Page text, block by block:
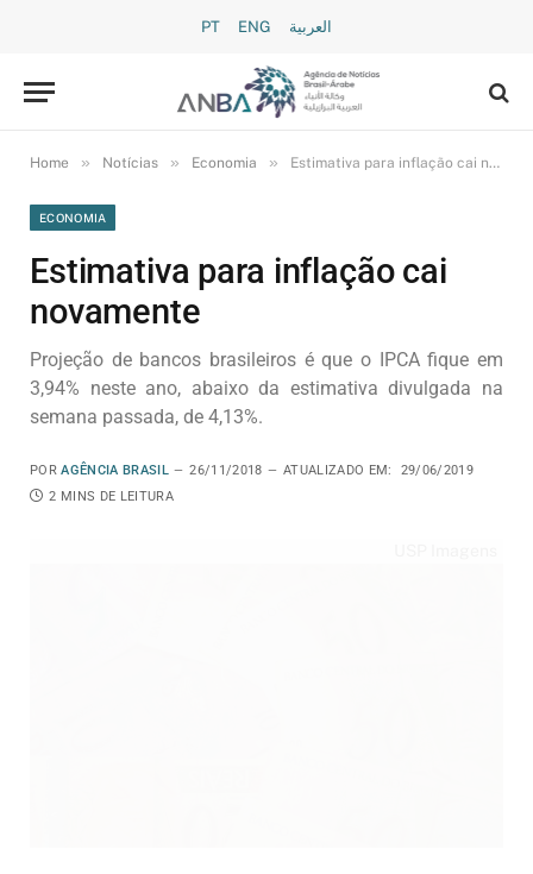
PT ENG العربية
Home » Notícias » Economia » Estimativa para inflação cai novamente
ECONOMIA
Estimativa para inflação cai
novamente
Projeção de bancos brasileiros é que o IPCA fique em
3,94% neste ano, abaixo da estimativa divulgada na
semana passada, de 4,13%.
POR AGÊNCIA BRASIL 26/11/2018 ATUALIZADO EM:
29/06/2019
2 MINS DE LEITURA